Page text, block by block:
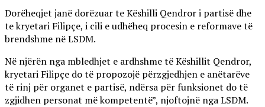
Dorëheqjet janë dorëzuar te Këshilli Qendror i partisë dhe
te kryetari Filipçe, i cili e udhëheq procesin e reformave të
brendshme në LSDM.
Në njërën nga mbledhjet e ardhshme të Këshillit Qendror,
kryetari Filipçe do të propozojë përzgjedhjen e anëtarëve
të rinj për organet e partisë, ndërsa për funksionet do të
zgjidhen personat më kompetentë”, njoftojnë nga LSDM.